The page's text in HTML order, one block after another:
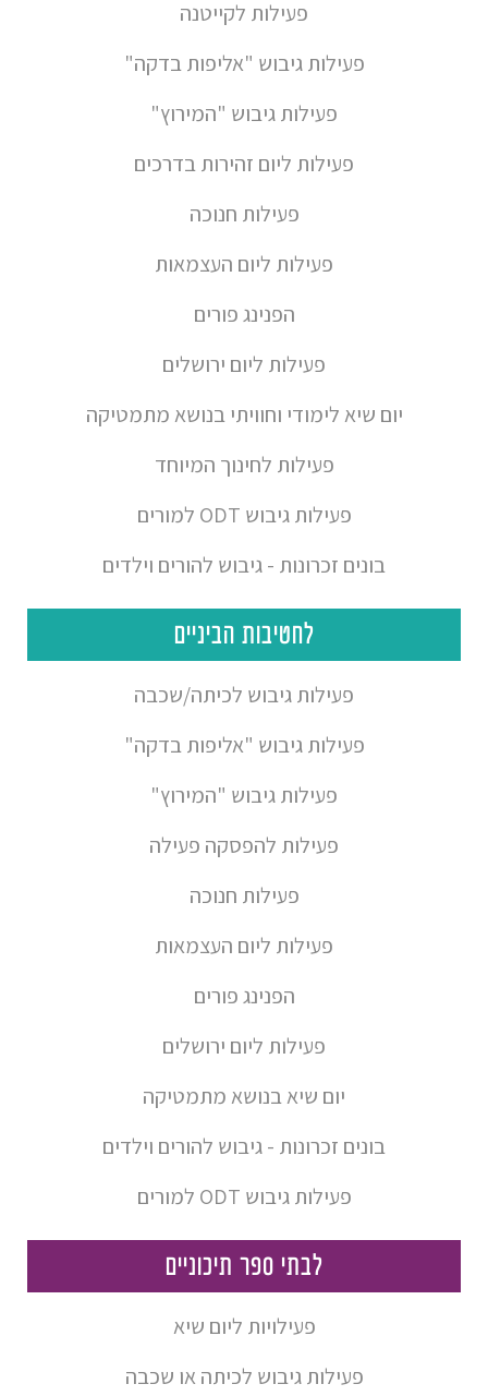
פעילות לקייטנה
פעילות גיבוש "אליפות בדקה"
פעילות גיבוש "המירוץ"
פעילות ליום זהירות בדרכים
פעילות חנוכה
פעילות ליום העצמאות
הפנינג פורים
פעילות ליום ירושלים
יום שיא לימודי וחוויתי בנושא מתמטיקה
פעילות לחינוך המיוחד
פעילות גיבוש ODT למורים
בונים זכרונות - גיבוש להורים וילדים
לחטיבות הביניים
פעילות גיבוש לכיתה/שכבה
פעילות גיבוש "אליפות בדקה"
פעילות גיבוש "המירוץ"
פעילות להפסקה פעילה
פעילות חנוכה
פעילות ליום העצמאות
הפנינג פורים
פעילות ליום ירושלים
יום שיא בנושא מתמטיקה
בונים זכרונות - גיבוש להורים וילדים
פעילות גיבוש ODT למורים
לבתי ספר תיכוניים
פעילויות ליום שיא
פעילות גיבוש לכיתה או שכבה